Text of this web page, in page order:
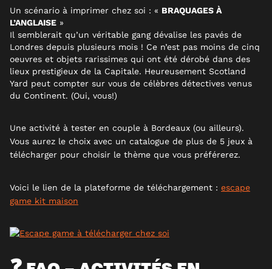
Un scénario à imprimer chez soi : « BRAQUAGES À
L’ANGLAISE »
Il semblerait qu’un véritable gang dévalise les pavés de
Londres depuis plusieurs mois ! Ce n’est pas moins de cinq
oeuvres et objets rarissimes qui ont été dérobé dans des
lieux prestigieux de la Capitale. Heureusement Scotland
Yard peut compter sur vous de célèbres détectives venus
du Continent. (Oui, vous!)
Une activité à tester en couple à Bordeaux (ou ailleurs).
Vous aurez le choix avec un catalogue de plus de 5 jeux à
télécharger pour choisir le thème que vous préférerez.
Voici le lien de la plateforme de téléchargement : escape
game kit maison